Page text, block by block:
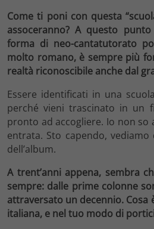
Come ti poni con questa
assoceranno? A questo
forma di neo-cantatutorato
molto romano, è sempre più
realtà riconoscibile anche dal
Essere identificati in una
perché vieni trascinato in un
pronto ad accogliere. Io non so
entrata. Sto capendo,
dell’album.
A trent’anni appena, sembra
sempre: dalle prime colonne
attraversato un decennio. Cosa
italiana, e nel tuo modo di